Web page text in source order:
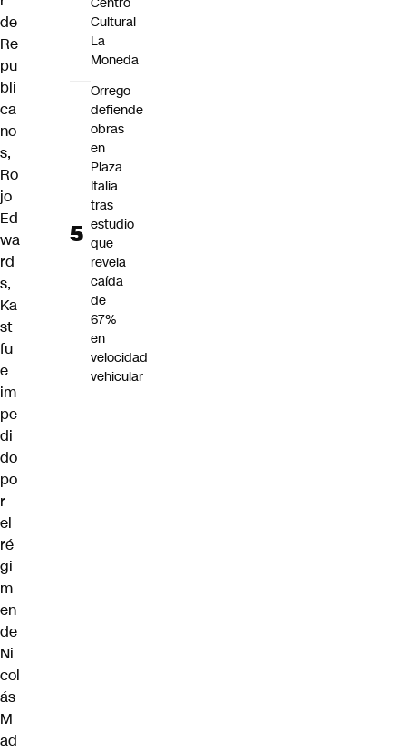
de
Re
pu
bli
ca
no
s,
Ro
jo
Ed
wa
rd
s,
Ka
st
fu
e
im
pe
di
do
po
r
el
ré
gi
m
en
de
Ni
col
ás
M
ad
Cultural
La
Moneda
Orrego
defiende
obras
en
Plaza
Italia
tras
estudio
que
revela
caída
de
67%
en
velocidad
vehicular